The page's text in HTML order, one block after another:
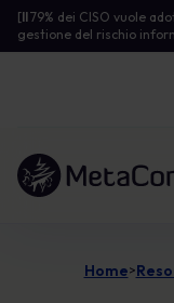
[Il79% dei CISO vuole
gestione del rischio
Link alla homepage
Home>